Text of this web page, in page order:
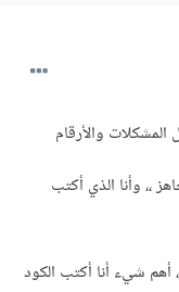
والأرقام
،، وأنا الذي أكتب
شيء أنا أكتب الكود